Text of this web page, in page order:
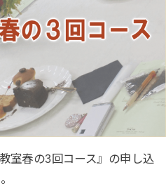
室春の3回コース』の申し込